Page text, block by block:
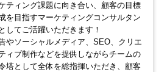
ティング課題に向き合い、顧客の目標
を目指すマーケティングコンサルタン
してご活躍いただきます！
やソーシャルメディア、SEO、クリエ
ィブ制作などを提供しながらチームの
塔として全体を総指揮いただき、顧客